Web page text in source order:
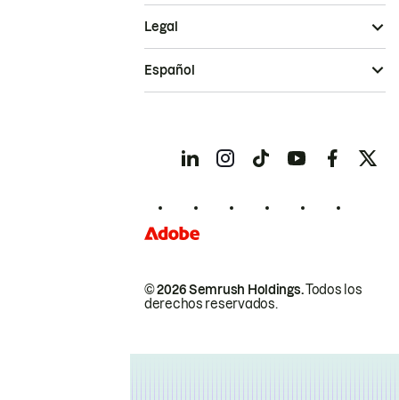
© 2026 Semrush Holdings.Todos los
derechos reservados.
Legal
Español